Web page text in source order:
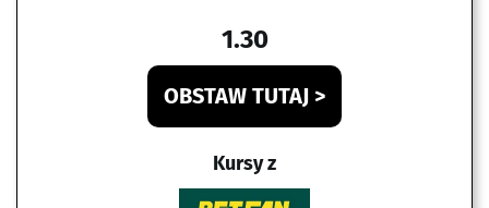
1.30
OBSTAW TUTAJ >
Kursy z